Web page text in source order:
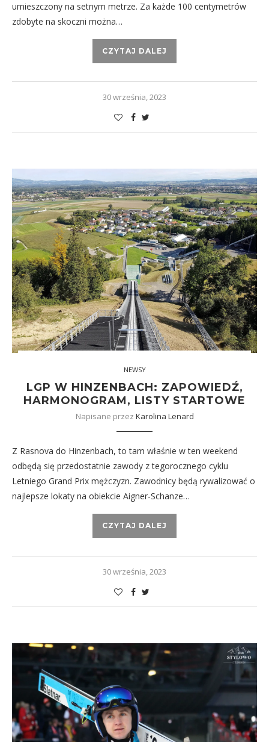
umieszczony na setnym metrze. Za każde 100 centymetrów
zdobyte na skoczni można…
CZYTAJ DALEJ
30 września, 2023
NEWSY
LGP W HINZENBACH: ZAPOWIEDŹ,
HARMONOGRAM, LISTY STARTOWE
Napisane przez Karolina Lenard
Z Rasnova do Hinzenbach, to tam właśnie w ten weekend
odbędą się przedostatnie zawody z tegorocznego cyklu
Letniego Grand Prix mężczyzn. Zawodnicy będą rywalizować o
najlepsze lokaty na obiekcie Aigner-Schanze…
CZYTAJ DALEJ
30 września, 2023